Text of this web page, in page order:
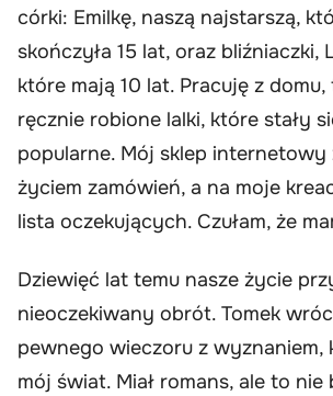
córki: Emilkę, naszą najstarszą,
skończyła 15 lat, oraz bliźniaczki,
które mają 10 lat. Pracuję z
ręcznie robione lalki, które stały
popularne. Mój sklep internetowy
życiem zamówień, a na moje
lista oczekujących. Czułam, że
Dziewięć lat temu nasze życie
nieoczekiwany obrót. Tomek
pewnego wieczoru z wyznaniem,
mój świat. Miał romans, ale to nie